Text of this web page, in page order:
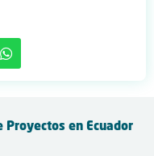
Proyectos en Ecuador